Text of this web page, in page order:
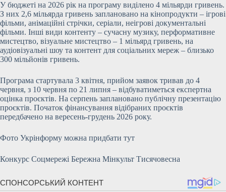
У бюджеті на 2026 рік на програму виділено 4 мільярди гривень.
З них 2,6 мільярда гривень заплановано на кінопродукти – ігрові
фільми, анімаційні стрічки, серіали, неігрові документальні
фільми. Інші види контенту – сучасну музику, перформативне
мистецтво, візуальне мистецтво – 1 мільярд гривень, на
аудіовізуальні шоу та контент для соціальних мереж – близько
300 мільйонів гривень.
Програма стартувала 3 квітня, прийом заявок тривав до 4
червня, з 10 червня по 21 липня – відбуватиметься експертна
оцінка проєктів. На серпень заплановано публічну презентацію
проєктів. Початок фінансування відібраних проєктів
передбачено на вересень-грудень 2026 року.
Фото Укрінформу можна придбати тут
Конкурс Соцмережі Бережна Мінкульт Тисячовесна